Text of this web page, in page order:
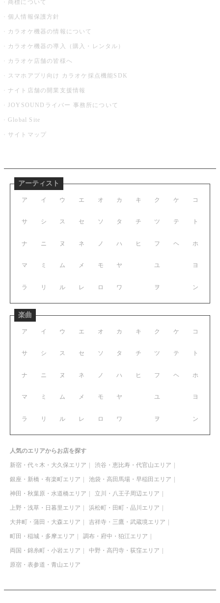
商標について
個人情報保護方針
カラオケ機器の情報について
カラオケ機器の導入（購入・レンタル）
カラオケ店舗の皆様へ
スマホアプリ向け カラオケ採点機能SDK
ナイト店舗の開業支援情報
JOYSOUNDライバー 事務所について
Global Site
サイトマップ
アーティスト
ア イ ウ エ オ
サ シ ス セ ソ
ナ ニ ヌ ネ ノ
マ ミ ム メ モ
ラ リ ル レ ロ
カ キ ク ケ コ
タ チ ツ テ ト
ハ ヒ フ ヘ ホ
ヤ ユ ヨ
ワ ヲ ン
楽曲
ア イ ウ エ オ
サ シ ス セ ソ
ナ ニ ヌ ネ ノ
マ ミ ム メ モ
ラ リ ル レ ロ
カ キ ク ケ コ
タ チ ツ テ ト
ハ ヒ フ ヘ ホ
ヤ ユ ヨ
ワ ヲ ン
人気のエリアからお店を探す
新宿・代々木・大久保エリア 渋谷・恵比寿・代官山エリア
銀座・新橋・有楽町エリア 池袋・高田馬場・早稲田エリア
神田・秋葉原・水道橋エリア 立川・八王子周辺エリア
上野・浅草・日暮里エリア 浜松町・田町・品川エリア
大井町・蒲田・大森エリア 吉祥寺・三鷹・武蔵境エリア
町田・稲城・多摩エリア 調布・府中・狛江エリア
両国・錦糸町・小岩エリア 中野・高円寺・荻窪エリア
原宿・表参道・青山エリア